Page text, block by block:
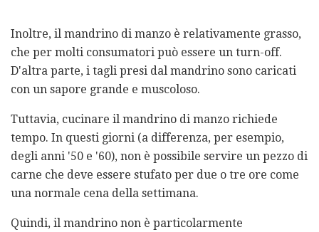
Inoltre, il mandrino di manzo è relativamente grasso,
che per molti consumatori può essere un turn-off.
D'altra parte, i tagli presi dal mandrino sono caricati
con un sapore grande e muscoloso.
Tuttavia, cucinare il mandrino di manzo richiede
tempo. In questi giorni (a differenza, per esempio,
degli anni '50 e '60), non è possibile servire un pezzo di
carne che deve essere stufato per due o tre ore come
una normale cena della settimana.
Quindi, il mandrino non è particolarmente